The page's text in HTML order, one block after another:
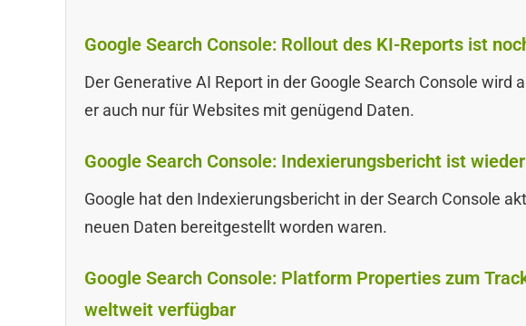
Google Search Console: Rollout des KI-Reports ist
Der Generative AI Report in der Google Search Console
er auch nur für Websites mit genügend Daten.
Google Search Console: Indexierungsbericht ist
Google hat den Indexierungsbericht in der Search Console
neuen Daten bereitgestellt worden waren.
Google Search Console: Platform Properties zum
weltweit verfügbar